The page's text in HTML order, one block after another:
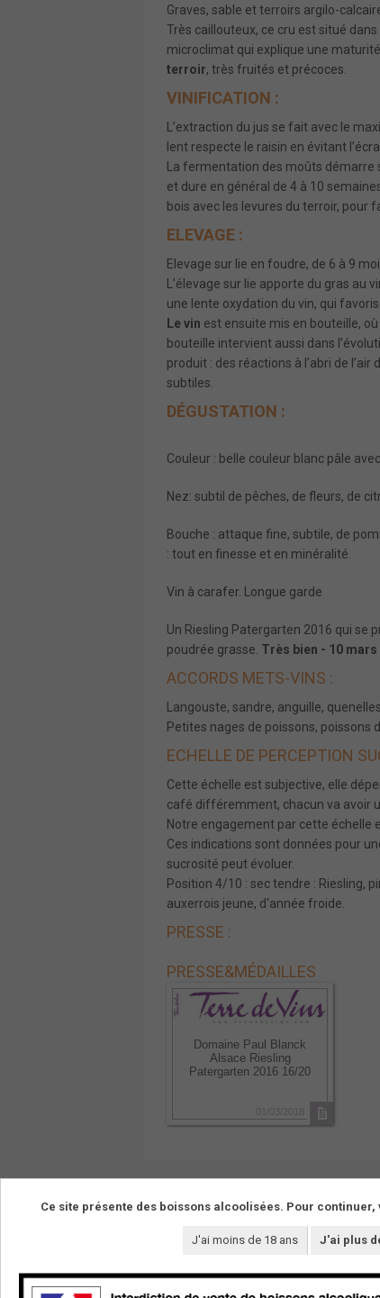
Graves, sable et terroirs argilo-
Très caillouteux, ce cru est situé
microclimat qui explique une
terroir, très fruités et précoces.
VINIFICATION :
L’extraction du jus se fait avec le
lent respecte le raisin en évitant
La fermentation des moûts
et dure en général de 4 à 10
bois avec les levures du terroir, pour
ELEVAGE :
Elevage sur lie en foudre, de 6 à 9
L’élevage sur lie apporte du gras au
une lente oxydation du vin, qui
Le vin est ensuite mis en bouteille,
bouteille intervient aussi dans
produit : des réactions à l’abri de
subtiles.
DÉGUSTATION :
Couleur : belle couleur blanc pâle
Nez: subtil de pêches, de fleurs, de
Bouche : attaque fine, subtile, de
: tout en finesse et en minéralité.
Vin à carafer. Longue garde
Un Riesling Patergarten 2016 qui se
poudrée grasse. Très bien - 10 mars
ACCORDS METS-VINS :
Langouste, sandre, anguille,
Petites nages de poissons, poissons
ECHELLE DE PERCEPTION
Cette échelle est subjective, elle
café différemment, chacun va avoir
Notre engagement par cette échelle
Ces indications sont données pour
sucrosité peut évoluer.
Position 4/10 : sec tendre : Riesling,
auxerrois jeune, d'année froide.
PRESSE :
PRESSE&MÉDAILLES
Domaine Paul Blanck
Alsace Riesling
Patergarten 2016 16/20
Ce site présente des boissons alcoolisées. Pour
J'ai moins de 18 ans J'ai plus